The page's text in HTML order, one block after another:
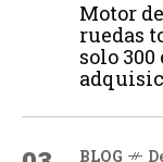
Motor
ruedas
solo
BLOG